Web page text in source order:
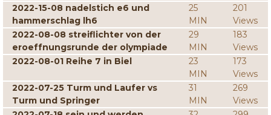
2022-15-08 nadelstich e6 und
hammerschlag lh6
25
MIN
201
Views
2022-08-08 streiflichter von der
eroeffnungsrunde der olympiade
29
MIN
183
Views
2022-08-01 Reihe 7 in Biel
23
MIN
173
Views
2022-07-25 Turm und Laufer vs
Turm und Springer
31
MIN
269
Views